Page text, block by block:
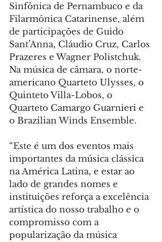
Sinfônica de Pernambuco e da
Filarmônica Catarinense, além
de participações de Guido
Sant’Anna, Cláudio Cruz, Carlos
Prazeres e Wagner Polistchuk.
Na música de câmara, o norte-
americano Quarteto Ulysses, o
Quinteto Villa-Lobos, o
Quarteto Camargo Guarnieri e
o Brazilian Winds Ensemble.
“Este é um dos eventos mais
importantes da música clássica
na América Latina, e estar ao
lado de grandes nomes e
instituições reforça a excelência
artística do nosso trabalho e o
compromisso com a
popularização da música